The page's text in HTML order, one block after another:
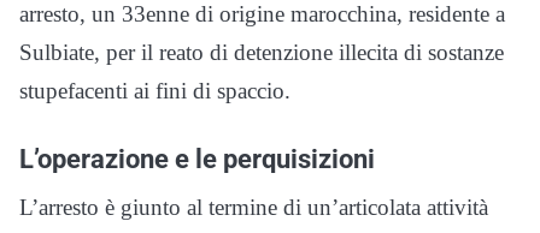
arresto, un 33enne di origine marocchina, residente a
Sulbiate, per il reato di detenzione illecita di sostanze
stupefacenti ai fini di spaccio.
L’operazione e le perquisizioni
L’arresto è giunto al termine di un’articolata attività